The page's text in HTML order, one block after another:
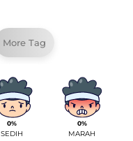
More Tag
0%
SEDIH
0%
MARAH